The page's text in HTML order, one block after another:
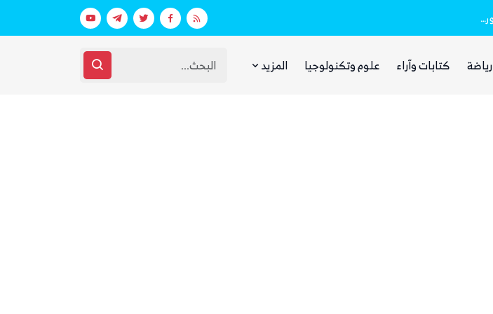
خفر السواحل والبحرية اليمنية ينقذان طاقم سفينة شحن هندية تعرضت لهجوم بزورق مفخخ بينما يجوع اليمنيون.. شبكات حوثية تتقاسم عقارات فارهة بأموال الفقراء غضب يمني واسع من مجلس القيادة
رياضة كتابات وآراء علوم وتكنولوجيا المزيد